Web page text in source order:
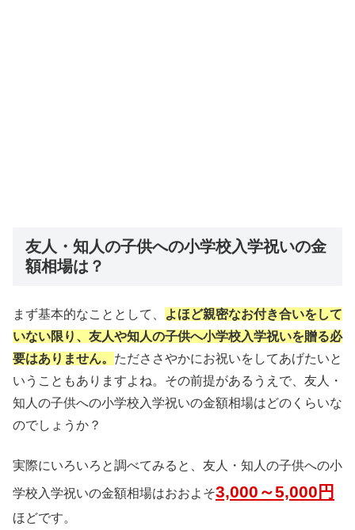
友人・知人の子供への小学校入学祝いの金
額相場は？
まず基本的なこととして、
よほど親密なお付き合いをして
いない限り、友人や知人の子供へ小学校入学祝いを贈る必
要はありません。 ただささやかにお祝いをしてあげたいと
いうこともありますよね。その前提があるうえで、友人・
知人の子供への小学校入学祝いの金額相場はどのくらいな
のでしょうか？
実際にいろいろと調べてみると、友人・知人の子供への小
学校入学祝いの金額相場はおおよそ3,000～5,000円
ほどです。